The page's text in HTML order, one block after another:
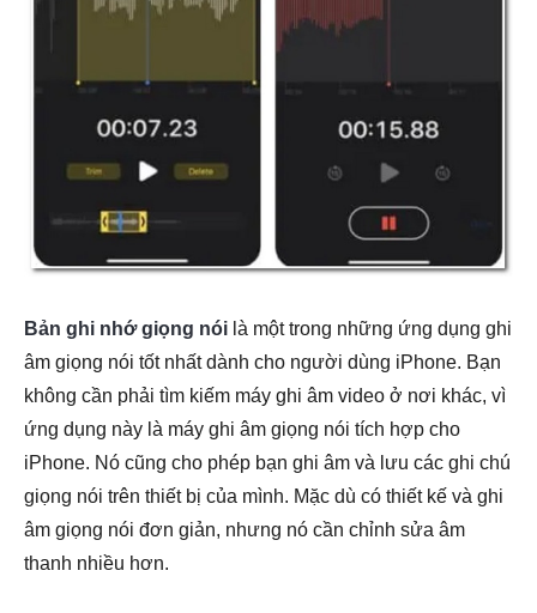
Bản ghi nhớ giọng nói là một trong những ứng dụng ghi
âm giọng nói tốt nhất dành cho người dùng iPhone. Bạn
không cần phải tìm kiếm máy ghi âm video ở nơi khác, vì
ứng dụng này là máy ghi âm giọng nói tích hợp cho
iPhone. Nó cũng cho phép bạn ghi âm và lưu các ghi chú
giọng nói trên thiết bị của mình. Mặc dù có thiết kế và ghi
âm giọng nói đơn giản, nhưng nó cần chỉnh sửa âm
thanh nhiều hơn.